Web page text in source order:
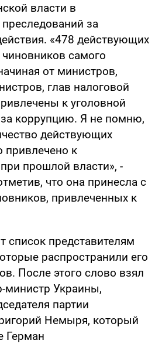
власти в
за
«478 действующих
самого
от министров,
глав налоговой
к уголовной
за коррупцию. Я не помню,
действующих
привлечено к
прошлой власти», -
что она принесла с
привлеченных к
список представителям
распространили его
После этого слово взял
министр Украины,
партии
Немыря, который
Герман